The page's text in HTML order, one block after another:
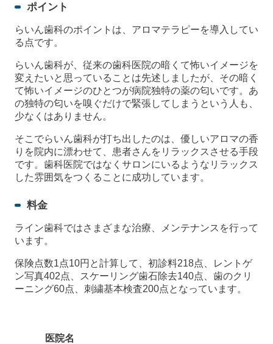
ポイント
らいん歯科のポイントは、アロマテラピーを導入してい
る点です。
らいん歯科が、従来の歯科医院の暗くて怖いイメージを
変えたいと思っていることは先述しましたが、その暗く
て怖いイメージのひとつが病院独特の薬の匂いです。あ
の独特の匂いを嗅ぐだけで緊張してしまうという人も、
少なくはありません。
そこでらいん歯科が打ち出したのは、優しいアロマの香
りを院内に漂わせて、患者さんをリラックスさせる手段
です。歯科医院ではなくサロンにいるようなリラックス
した雰囲気をつくることに成功しています。
料金
ライン歯科ではさまざまな治療、メンテナンスを行って
います。
保険点数1点10円と計算して、初診料218点、レントゲ
ン写真402点、スケーリング歯石除去140点、歯のクリ
ーニング60点、刺繍基本検査200点となっています。
医院名